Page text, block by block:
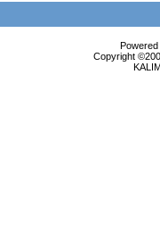
Copyright